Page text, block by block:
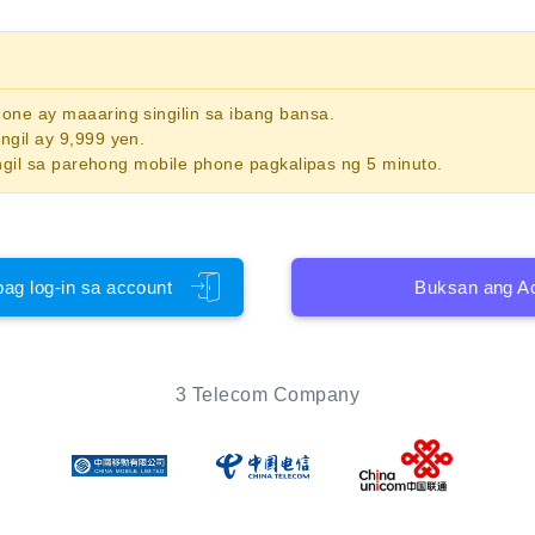
ay maaaring singilin sa ibang bansa.
ay 9,999 yen.
sa parehong mobile phone pagkalipas ng 5 minuto.
log-in sa account Buksan ang
3 Telecom Company